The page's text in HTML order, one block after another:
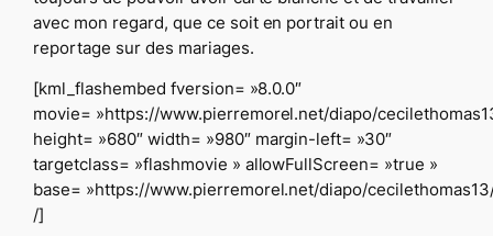
avec mon regard, que ce soit en portrait ou en
reportage sur des mariages.
[kml_flashembed fversion= »8.0.0″
movie= »https://www.pierremorel.net/diapo/
height= »680″ width= »980″ margin-left= »30″
targetclass= »flashmovie » allowFullScreen= »true »
base= »https://www.pierremorel.net/diapo/
/]